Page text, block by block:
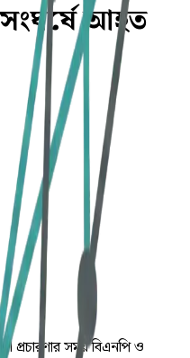
আহত
প্রচারণার সময় বিএনপি ও